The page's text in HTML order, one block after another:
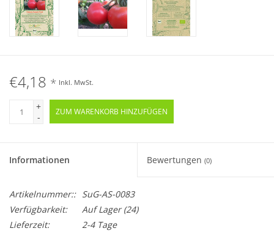
€4,18 * Inkl. MwSt.
+
-
ZUM WARENKORB HINZUFÜGEN
Informationen Bewertungen (0)
Artikelnummer:: SuG-AS-0083
Verfügbarkeit:
Auf Lager(24)
Lieferzeit:
2-4 Tage